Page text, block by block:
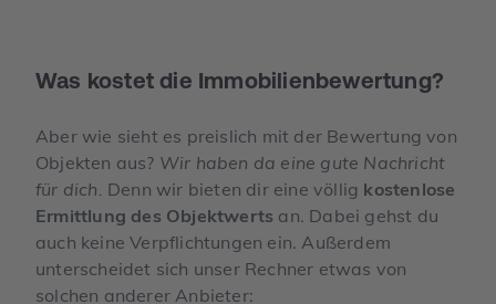
Was kostet die Immobilienbewertung?
Aber wie sieht es preislich mit der Bewertung von
Objekten aus? Wir haben da eine gute Nachricht
für dich. Denn wir bieten dir eine völlig kostenlose
Ermittlung des Objektwerts an. Dabei gehst du
auch keine Verpflichtungen ein. Außerdem
unterscheidet sich unser Rechner etwas von
solchen anderer Anbieter: